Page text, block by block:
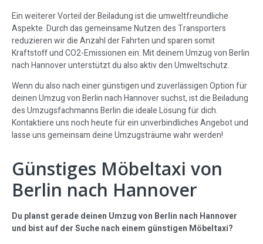
Ein weiterer Vorteil der Beiladung ist die umweltfreundliche
Aspekte. Durch das gemeinsame Nutzen des Transporters
reduzieren wir die Anzahl der Fahrten und sparen somit
Kraftstoff und CO2-Emissionen ein. Mit deinem Umzug von Berlin
nach Hannover unterstützt du also aktiv den Umweltschutz.
Wenn du also nach einer günstigen und zuverlässigen Option für
deinen Umzug von Berlin nach Hannover suchst, ist die Beiladung
des Umzugsfachmanns Berlin die ideale Lösung für dich.
Kontaktiere uns noch heute für ein unverbindliches Angebot und
lasse uns gemeinsam deine Umzugsträume wahr werden!
Günstiges Möbeltaxi von
Berlin nach Hannover
Du planst gerade deinen Umzug von Berlin nach Hannover
und bist auf der Suche nach einem günstigen Möbeltaxi?